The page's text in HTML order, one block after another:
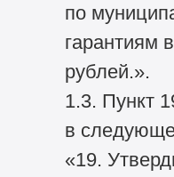
по
гарантиям
рублей.».
1.3. Пункт
в
«19.